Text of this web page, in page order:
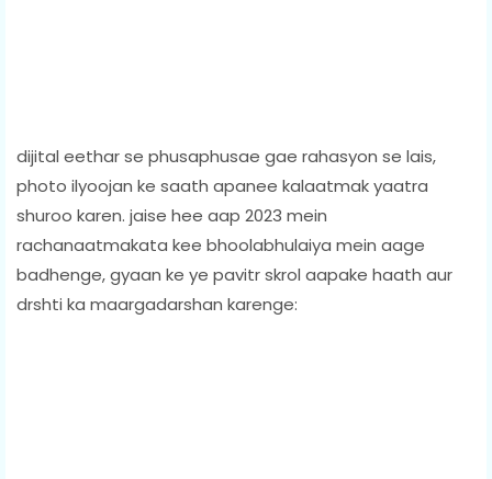
dijital eethar se phusaphusae gae rahasyon se lais,
photo ilyoojan ke saath apanee kalaatmak yaatra
shuroo karen. jaise hee aap 2023 mein
rachanaatmakata kee bhoolabhulaiya mein aage
badhenge, gyaan ke ye pavitr skrol aapake haath aur
drshti ka maargadarshan karenge: